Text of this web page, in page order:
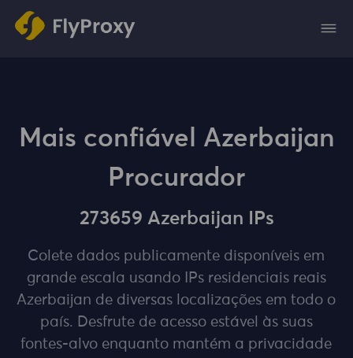
Mais confiável Azerbaijan
Procurador
273659 Azerbaijan IPs
Colete dados publicamente disponíveis em
grande escala usando IPs residenciais reais
Azerbaijan de diversas localizações em todo o
país. Desfrute de acesso estável às suas
fontes-alvo enquanto mantém a privacidade